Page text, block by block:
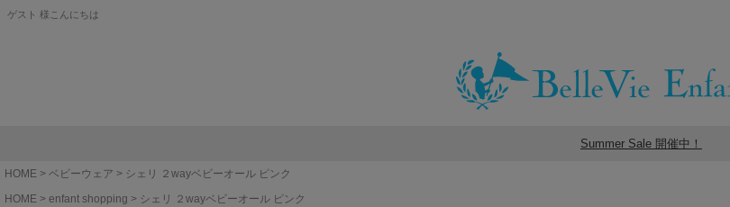
ゲスト 様こんにちは
Summer Sale 開催中！
HOME ベビーウェア
シェリ ２wayベビーオール ピンク
HOME
enfant shopping
シェリ ２wayベビーオール ピンク